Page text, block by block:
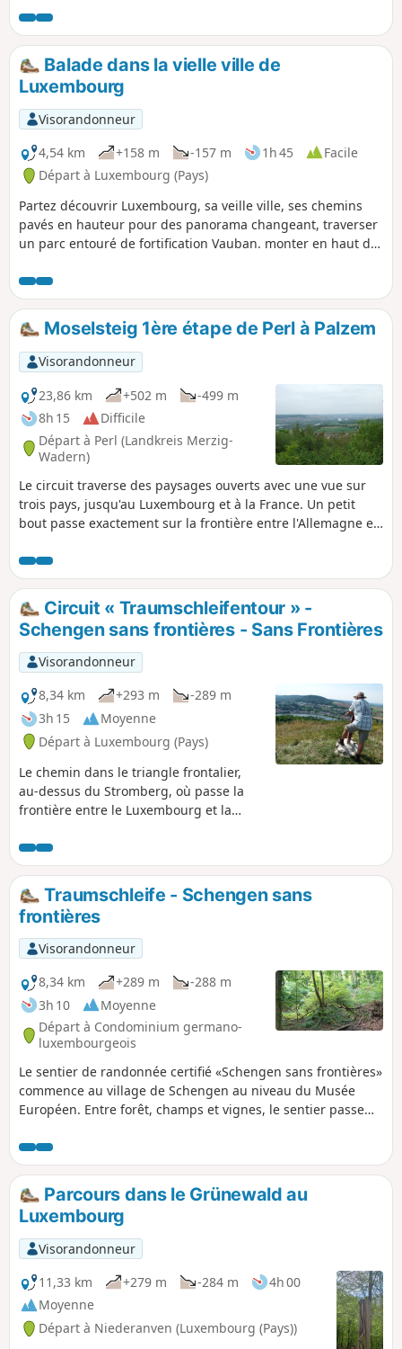
retour par la vallée du Ruisseau Donverbach avec ses
chutes d'eau et la forêt de ravin offre à cette balade de la
diversité.Balade dans la vielle ville de
Luxembourg
Visorandonneur
4,54 km
+158 m -157 m 1h 45
Facile
Départ à Luxembourg (Pays)
Partez découvrir Luxembourg, sa veille ville, ses chemins
pavés en hauteur pour des panorama changeant, traverser
un parc entouré de fortification Vauban. monter en haut du
Moselsteig 1ère étape de Perl à Palzem
Visorandonneur
23,86 km
+502 m
-499 m
8h 15
Difficile
Départ à Perl (Landkreis Merzig-
Wadern)
Le circuit traverse des paysages ouverts avec une vue sur
trois pays, jusqu'au Luxembourg et à la France. Un petit
bout passe exactement sur la frontière entre l'Allemagne et
Allemagne et le pied droit en France. Le paysage change
constamment et offre, outre la vallée de la Moselle couverte
de vignes, des forêts rustiques et les vastes champs du
Saargau.Circuit « Traumschleifentour » -
Schengen sans frontières - Sans Frontières
Visorandonneur
8,34 km
+293 m
-289 m
3h 15
Moyenne
Départ à Luxembourg (Pays)
Le chemin dans le triangle frontalier,
au-dessus du Stromberg, où passe la
frontière entre le Luxembourg et la
vallée de la Moselle, le Luxembourg, la
France et l'Allemagne. Ici, les
randonneurs peuvent découvrir
l'Europe sans frontières.
Traumschleife - Schengen sans
frontières
Visorandonneur
8,34 km
+289 m
-288 m
3h 10
Moyenne
Départ à Condominium germano-
luxembourgeois
Le sentier de randonnée certifié «Schengen sans frontières»
commence au village de Schengen au niveau du Musée
Européen. Entre forêt, champs et vignes, le sentier passe
de la Moselle (Sierck et Contz).
Parcours dans le Grünewald au
Luxembourg
Visorandonneur
11,33 km
+279 m -284 m
4h 00
Moyenne
Départ à Niederanven (Luxembourg (Pays))